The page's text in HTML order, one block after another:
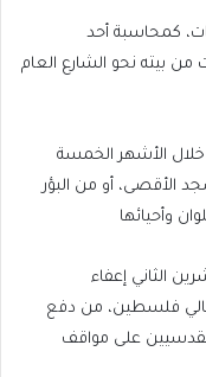
كمحاسبة أحد
بيته نحو الشارع العام
الأشهر الخمسة
الأقصى، أو من البؤر
وأحيائها
الثاني إعفاء
فلسطين، من دفع
على مواقف